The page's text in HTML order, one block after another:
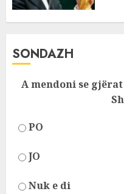
SONDAZH
A mendoni se
PO
JO
Nuk e di